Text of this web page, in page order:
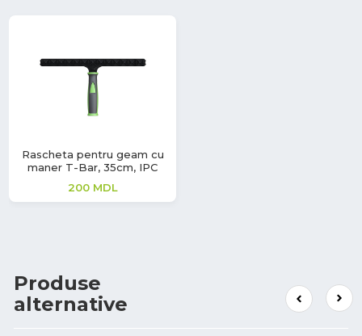
Rascheta pentru geam cu
maner T-Bar, 35cm, IPC
200 MDL
Produse
alternative